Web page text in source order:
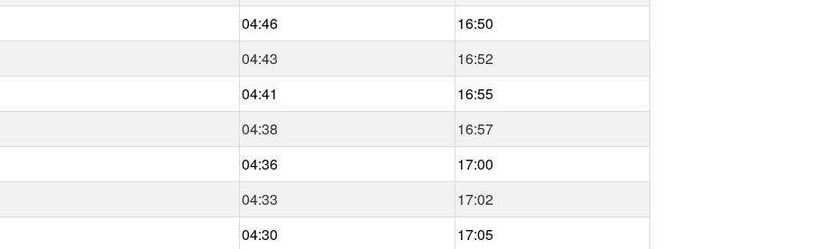
04:46
16:50
04:43
16:52
04:41
16:55
04:38
16:57
04:36
17:00
04:33
17:02
04:30 17:05